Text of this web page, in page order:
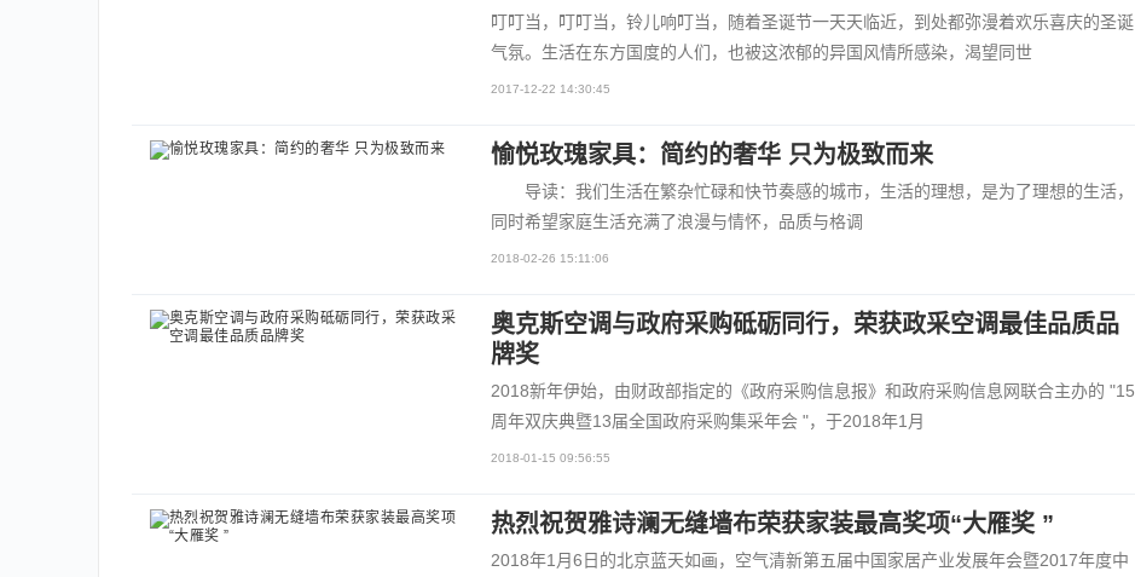
叮叮当，叮叮当，铃儿响叮当，随着圣诞节一天天临近，到处都弥漫着欢乐喜庆的圣诞
气氛。生活在东方国度的人们，也被这浓郁的异国风情所感染，渴望同世
2017-12-22 14:30:45
愉悦玫瑰家具：简约的奢华 只为极致而来
导读：我们生活在繁杂忙碌和快节奏感的城市，生活的理想，是为了理想的生活，
同时希望家庭生活充满了浪漫与情怀，品质与格调
2018-02-26 15:11:06
奥克斯空调与政府采购砥砺同行，荣获政采空调最佳品质品
牌奖
2018新年伊始，由财政部指定的《政府采购信息报》和政府采购信息网联合主办的 "15
周年双庆典暨13届全国政府采购集采年会 "，于2018年1月
2018-01-15 09:56:55
热烈祝贺雅诗澜无缝墙布荣获家装最高奖项“大雁奖 ”
2018年1月6日的北京蓝天如画，空气清新第五届中国家居产业发展年会暨2017年度中